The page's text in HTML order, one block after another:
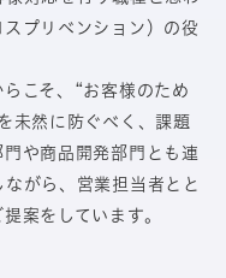
プリベンション）の役
こそ、“お客様のため
未然に防ぐべく、課題
や商品開発部門とも連
がら、営業担当者とと
案をしています。